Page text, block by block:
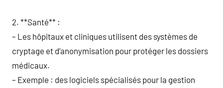
2. **Santé** :
– Les hôpitaux et cliniques utilisent des systèmes de
cryptage et d’anonymisation pour protéger les dossiers
médicaux.
– Exemple : des logiciels spécialisés pour la gestion